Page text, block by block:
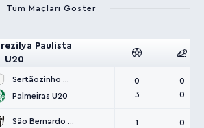
Tüm Maçları Göster
Paulista
U20
Sertãozinho U20
Palmeiras U20
0
3
0
0
São Bernardo U20
1
0